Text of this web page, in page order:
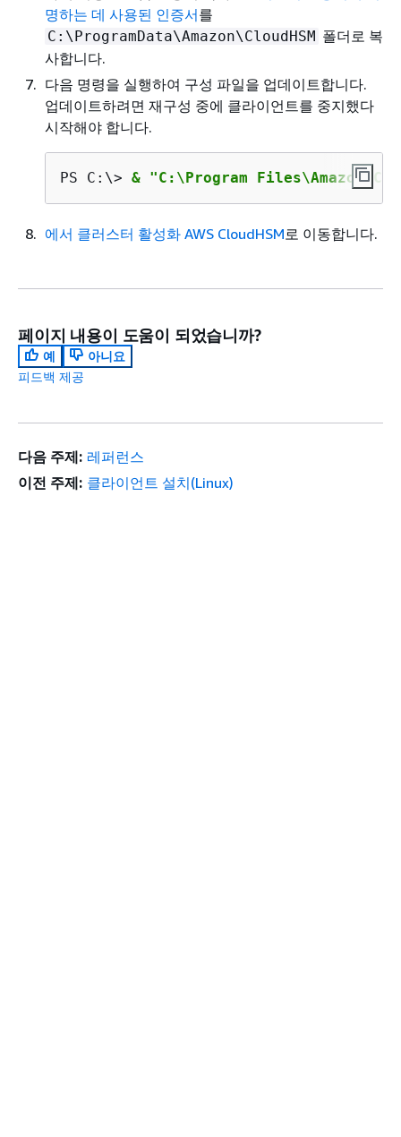
명하는 데 사용된 인증서를
C:\ProgramData\Amazon\CloudHSM 폴더로 복
사합니다.
다음 명령을 실행하여 구성 파일을 업데이트합니다.
업데이트하려면 재구성 중에 클라이언트를 중지했다
시작해야 합니다.
PS C:\> & "C:\Program
에서 클러스터 활성화 AWS CloudHSM로 이동합니다.
페이지 내용이 도움이 되었습니까?
예
아니요
피드백 제공
다음 주제: 레퍼런스
이전 주제: 클라이언트 설치(Linux)